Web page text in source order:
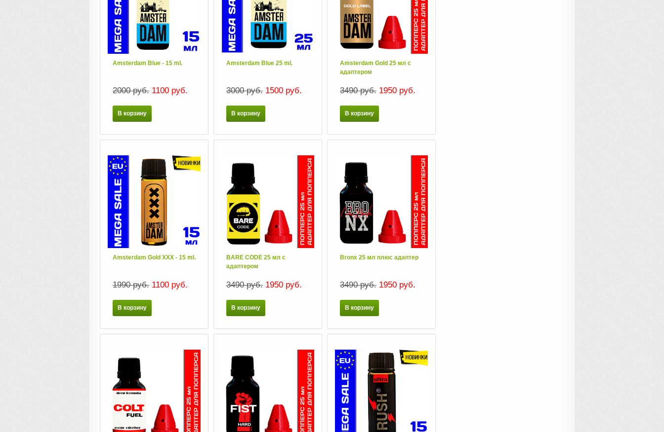
Amsterdam Blue - 15 ml.
2000 руб. 1100 руб.
В корзину
Amsterdam Blue 25 ml.
3000 руб. 1500 руб.
В корзину
Amsterdam Gold 25 мл с
адаптером
3490 руб. 1950 руб.
В корзину
Amsterdam Gold XXX - 15 ml.
1990 руб. 1100 руб.
В корзину
BARE CODE 25 мл с
адаптером
3490 руб. 1950 руб.
В корзину
Bronx 25 мл плюс адаптер
3490 руб. 1950 руб.
В корзину